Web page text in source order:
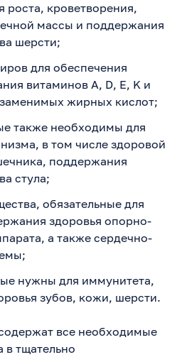
роста, кроветворения,
массы и поддержания
шерсти;
для обеспечения
витаминов A, D, E, K и
жирных кислот;
также необходимы для
в том числе здоровой
поддержания
стула;
обязательные для
здоровья опорно-
а также сердечно-
нужны для иммунитета,
зубов, кожи, шерсти.
все необходимые
в тщательно